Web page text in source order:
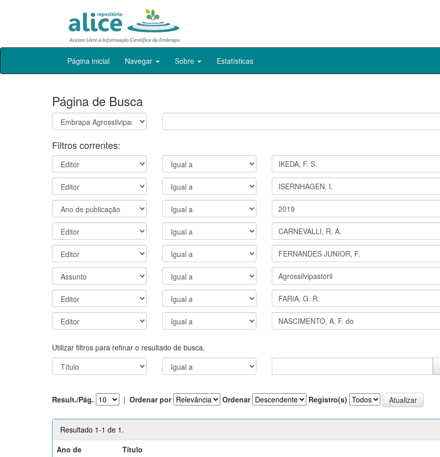
Skip
Página inicial Navegar Sobre Estatísticas
Página de Busca
Filtros correntes:
Utilizar filtros para refinar o resultado de busca.
Result./Pág. | Ordenar por Ordenar Registro(s)
Resultado 1-1 de 1.
Ano de
Título